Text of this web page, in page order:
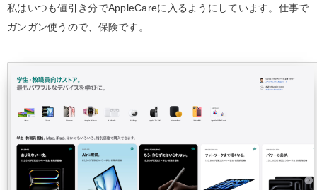
私はいつも値引き分でAppleCareに入るようにしています。仕事で
ガンガン使うので、保険です。